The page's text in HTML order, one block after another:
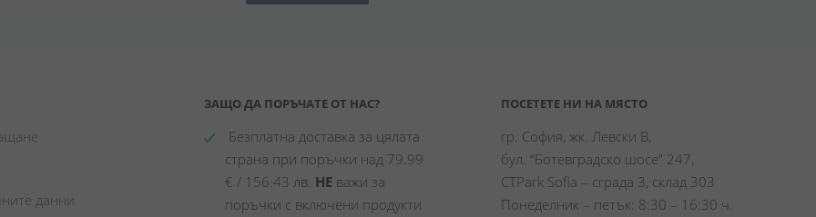
данни
ЗАЩО ДА ПОРЪЧАТЕ ОТ НАС?
Безплатна доставка за цялата
страна при поръчки над 79.99
€ / 156.43 лв. НЕ важи за
поръчки с включени продукти
ПОСЕТЕТЕ НИ НА МЯСТО
гр. София, жк. Левски В,
бул. “Ботевградско шосе” 247,
CTPark Sofia – сграда 3, склад 303
Понеделник – петък: 8:30 – 16:30 ч.